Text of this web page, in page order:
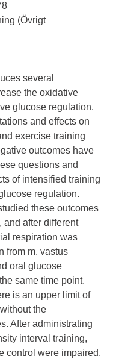
(Övrigt
several
the oxidative
glucose regulation.
and effects on
exercise training
outcomes have
questions and
of intensified training
regulation.
these outcomes
and after different
respiration was
from m. vastus
oral glucose
same time point.
is an upper limit of
the
After administrating
interval training,
control were impaired.